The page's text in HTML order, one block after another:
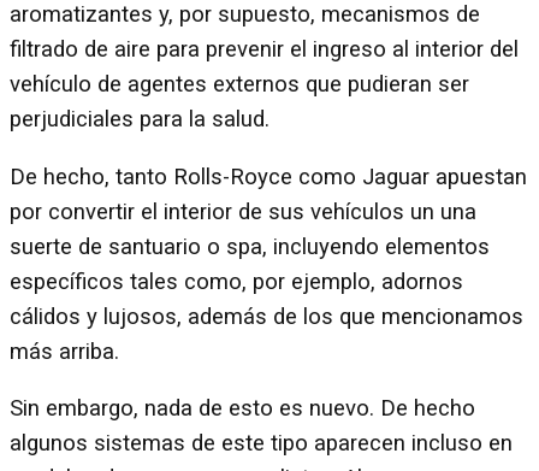
aromatizantes y, por supuesto, mecanismos de
filtrado de aire para prevenir el ingreso al interior del
vehículo de agentes externos que pudieran ser
perjudiciales para la salud.
De hecho, tanto Rolls-Royce como Jaguar apuestan
por convertir el interior de sus vehículos un una
suerte de santuario o spa, incluyendo elementos
específicos tales como, por ejemplo, adornos
cálidos y lujosos, además de los que mencionamos
más arriba.
Sin embargo, nada de esto es nuevo. De hecho
algunos sistemas de este tipo aparecen incluso en